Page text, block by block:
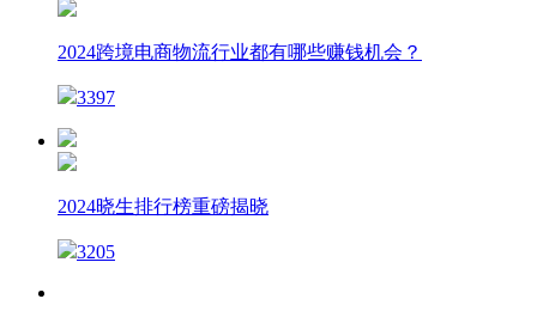
2024跨境电商物流行业都有哪些赚钱机会？
3397
2024晓生排行榜重磅揭晓
3205